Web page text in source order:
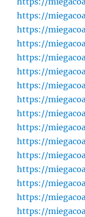
https://
https://
https://
https://
https://
https://
https://
https://
https://
https://
https://
https://
https://
https://
https://